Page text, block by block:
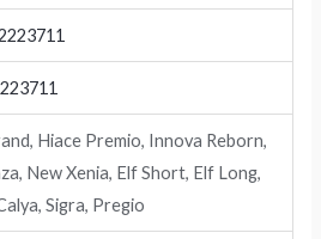
Hiace Premio, Innova Reborn,
New Xenia, Elf Short, Elf Long,
Sigra, Pregio